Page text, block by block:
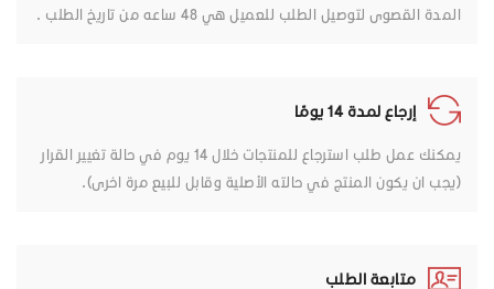
المدة القصوى لتوصيل الطلب للعميل هي 48 ساعه من تاريخ الطلب .
إرجاع لمدة 14 يومًا
يمكنك عمل طلب استرجاع للمنتجات خلال 14 يوم في حالة تغيير القرار
(يجب ان يكون المنتج في حالته الأصلية وقابل للبيع مرة اخرى).
متابعة الطلب